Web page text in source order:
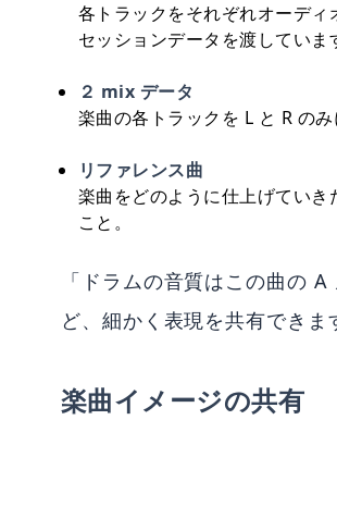
各トラックをそれぞれオーデ
セッションデータを渡していま
２ mix データ
楽曲の各トラックを L と R の
リファレンス曲
楽曲をどのように仕上げてい
こと。
「ドラムの音質はこの曲の
ど、細かく表現を共有できま
楽曲イメージの共有